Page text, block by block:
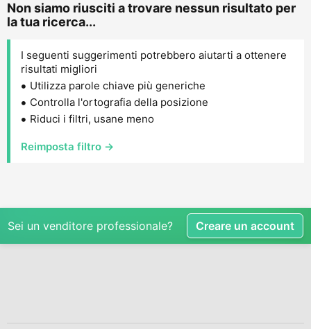
Non siamo riusciti a trovare nessun risultato per
la tua ricerca...
I seguenti suggerimenti potrebbero aiutarti a ottenere
risultati migliori
Utilizza parole chiave più generiche
Controlla l'ortografia della posizione
Riduci i filtri, usane meno
Reimposta filtro →
Sei un venditore professionale? Creare un account